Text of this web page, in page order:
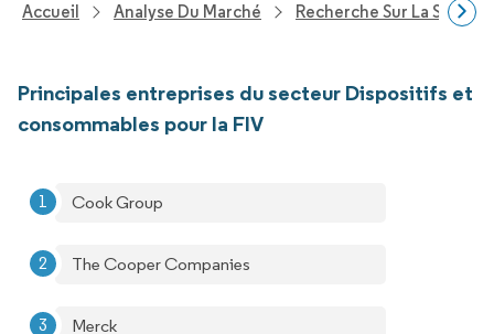
Accueil Analyse Du Marché Recherche Sur La Santé
Principales entreprises du secteur Dispositifs et
consommables pour la FIV
Cook Group
The Cooper Companies
Merck